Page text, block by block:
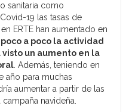
sanitaria como
19 las tasas de
ERTE han aumentado en
a poco la actividad
un aumento en la
. Además, teniendo en
año para muchas
aumentar a partir de las
navideña.